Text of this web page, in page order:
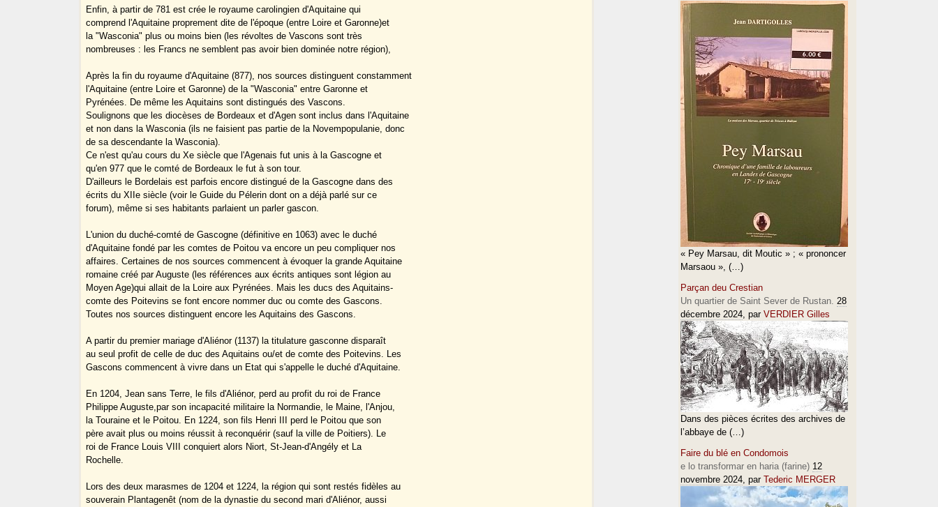
Enfin, à partir de 781 est crée le royaume carolingien d'Aquitaine qui
comprend l'Aquitaine proprement dite de l'époque (entre Loire et Garonne)et
la "Wasconia" plus ou moins bien (les révoltes de Vascons sont très
nombreuses : les Francs ne semblent pas avoir bien dominée notre région),
Après la fin du royaume d'Aquitaine (877), nos sources distinguent constamment
l'Aquitaine (entre Loire et Garonne) de la "Wasconia" entre Garonne et
Pyrénées. De même les Aquitains sont distingués des Vascons.
Soulignons que les diocèses de Bordeaux et d'Agen sont inclus dans l'Aquitaine
et non dans la Wasconia (ils ne faisient pas partie de la Novempopulanie, donc
de sa descendante la Wasconia).
Ce n'est qu'au cours du Xe siècle que l'Agenais fut unis à la Gascogne et
qu'en 977 que le comté de Bordeaux le fut à son tour.
D'ailleurs le Bordelais est parfois encore distingué de la Gascogne dans des
écrits du XIIe siècle (voir le Guide du Pélerin dont on a déjà parlé sur ce
forum), même si ses habitants parlaient un parler gascon.
L'union du duché-comté de Gascogne (définitive en 1063) avec le duché
d'Aquitaine fondé par les comtes de Poitou va encore un peu compliquer nos
affaires. Certaines de nos sources commencent à évoquer la grande Aquitaine
romaine créé par Auguste (les références aux écrits antiques sont légion au
Moyen Age)qui allait de la Loire aux Pyrénées. Mais les ducs des Aquitains-
comte des Poitevins se font encore nommer duc ou comte des Gascons.
Toutes nos sources distinguent encore les Aquitains des Gascons.
A partir du premier mariage d'Aliénor (1137) la titulature gasconne disparaît
au seul profit de celle de duc des Aquitains ou/et de comte des Poitevins. Les
Gascons commencent à vivre dans un Etat qui s'appelle le duché d'Aquitaine.
En 1204, Jean sans Terre, le fils d'Aliénor, perd au profit du roi de France
Philippe Auguste,par son incapacité militaire la Normandie, le Maine, l'Anjou,
la Touraine et le Poitou. En 1224, son fils Henri III perd le Poitou que son
père avait plus ou moins réussit à reconquérir (sauf la ville de Poitiers). Le
roi de France Louis VIII conquiert alors Niort, St-Jean-d'Angély et La
Rochelle.
Lors des deux marasmes de 1204 et 1224, la région qui sont restés fidèles au
souverain Plantagenêt (nom de la dynastie du second mari d'Aliénor, aussi
« Pey Marsau, dit Moutic » ; « prononcer
Marsaou », (…)
Parçan deu Crestian
Un quartier de Saint Sever de Rustan. 28
décembre 2024, par VERDIER Gilles
Dans des pièces écrites des archives de
l’abbaye de (…)
Faire du blé en Condomois
e lo transformar en haria (farine) 12
novembre 2024, par Tederic MERGER